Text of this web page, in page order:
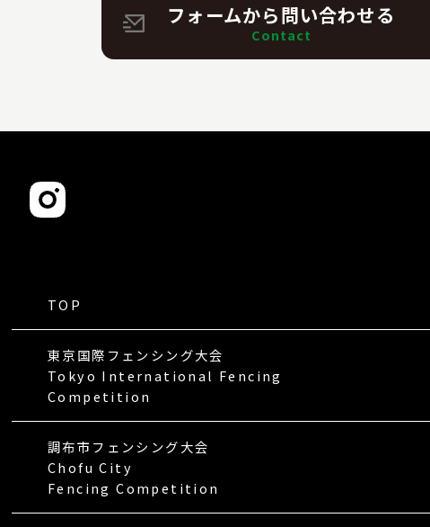
フォームから問い合わせる
Contact
TOP
東京国際フェンシング大会
Tokyo International Fencing
Competition
調布市フェンシング大会
Chofu City
Fencing Competition